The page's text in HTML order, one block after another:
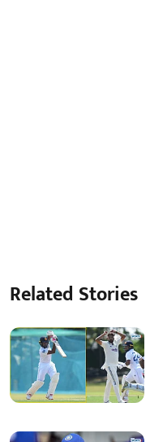
Related Stories